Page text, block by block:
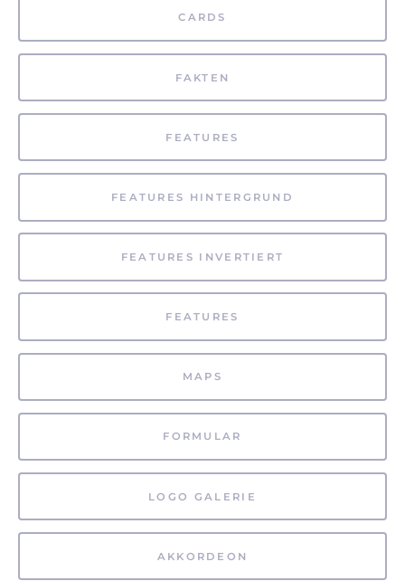
CARDS
FAKTEN
FEATURES
FEATURES HINTERGRUND
FEATURES INVERTIERT
FEATURES
MAPS
FORMULAR
LOGO GALERIE
AKKORDEON